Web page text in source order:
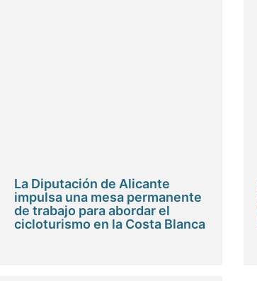
La Diputación de Alicante
impulsa una mesa permanente
de trabajo para abordar el
cicloturismo en la Costa Blanca